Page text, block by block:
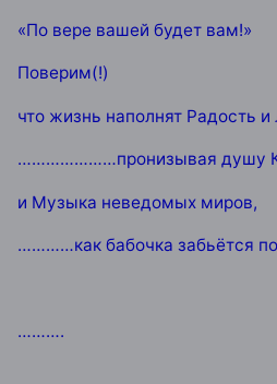
«По вере вашей будет вам!»
Поверим(!)
что жизнь наполнят Радость
…………………пронизывая душу
и Музыка неведомых миров,
…………как бабочка забьётся
……….